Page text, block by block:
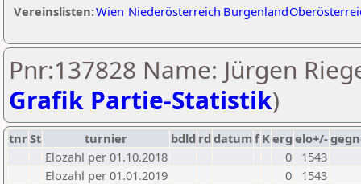
Vereinslisten:Wien Niederösterreich Burgenland
Pnr:137828 Name: Jürgen
Grafik Partie-Statistik)
tnrSt turnier bdld rd datumf Kerg elo+/-
Elozahl per 01.10.2018
0
1543
Elozahl per 01.01.2019
0
1543